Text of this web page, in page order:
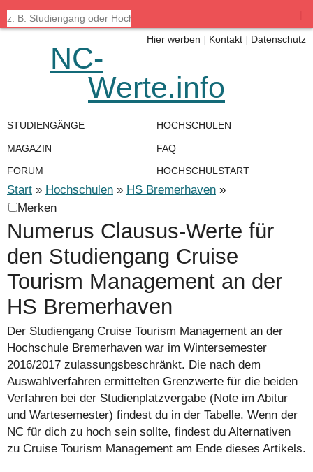
Start » Hochschulen » HS Bremerhaven »
Merken
Numerus Clausus-Werte für
den Studiengang Cruise
Tourism Management an der
HS Bremerhaven
Der Studiengang Cruise Tourism Management an der
Hochschule Bremerhaven war im Wintersemester
2016/2017 zulassungsbeschränkt. Die nach dem
Auswahlverfahren ermittelten Grenzwerte für die beiden
Verfahren bei der Studienplatzvergabe (Note im Abitur
und Wartesemester) findest du in der Tabelle. Wenn der
NC für dich zu hoch sein sollte, findest du Alternativen
zu Cruise Tourism Management am Ende dieses Artikels.
Hier werben Kontakt Datenschutz
NC-
Werte.info
STUDIENGÄNGE HOCHSCHULEN
MAGAZIN FAQ
FORUM HOCHSCHULSTART